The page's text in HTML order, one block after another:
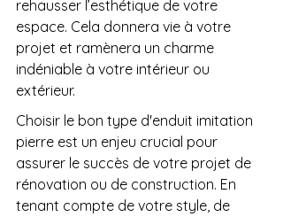
rehausser l’esthétique de votre
espace. Cela donnera vie à votre
projet et ramènera un charme
indéniable à votre intérieur ou
extérieur.
Choisir le bon type d'enduit imitation
pierre est un enjeu crucial pour
assurer le succès de votre projet de
rénovation ou de construction. En
tenant compte de votre style, de